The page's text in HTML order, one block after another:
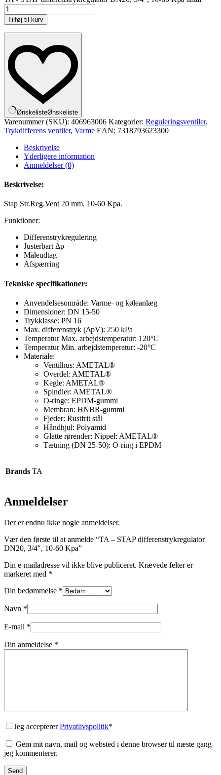
Tilføj til kurv
ØnskelisteØnskeliste
Varenummer (SKU): 406963006 Kategorier: Reguleringsventiler,
Trykdifferens ventiler, Varme EAN: 7318793623300
Beskrivelse
Yderligere information
Anmeldelser (0)
Beskrivelse:
Stap Str.Reg.Vent 20 mm, 10-60 Kpa.
Funktioner:
Differenstrykregulering
Justerbart Δp
Måleudtag
Afspærring
Tekniske specifikationer:
Anvendelsesområde: Varme- og køleanlæg
Dimensioner: DN 15-50
Trykklasse: PN 16
Max. differenstryk (ΔpV): 250 kPa
Temperatur Max. arbejdstemperatur: 120°C
Temperatur Min. arbejdstemperatur: -20°C
Materiale:
Ventilhus: AMETAL®
Overdel: AMETAL®
Kegle: AMETAL®
Spindler: AMETAL®
O-ringe: EPDM-gummi
Membran: HNBR-gummi
Fjeder: Rustfrit stål
Håndhjul: Polyamid
Glatte rørender: Nippel: AMETAL®
Tætning (DN 25-50): O-ring i EPDM
Brands TA
Anmeldelser
Der er endnu ikke nogle anmeldelser.
Vær den første til at anmelde “TA – STAP differenstrykregulator
DN20, 3/4″, 10-60 Kpa”
Din e-mailadresse vil ikke blive publiceret. Krævede felter er
markeret med *
Din bedømmelse *
Navn *
E-mail *
Din anmeldelse *
Jeg acceptererPrivatlivspolitik*
Gem mit navn, mail og websted i denne browser til næste gang
jeg kommenterer.
Send